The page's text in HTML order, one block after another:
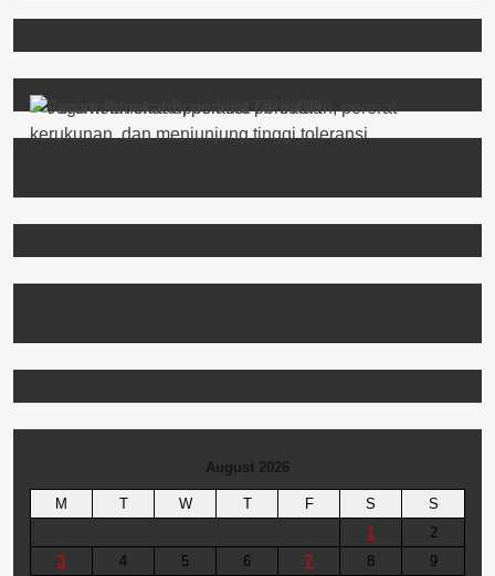
August 2026
M T W T F S
S
1
2
3
4 5 6 7 8
9